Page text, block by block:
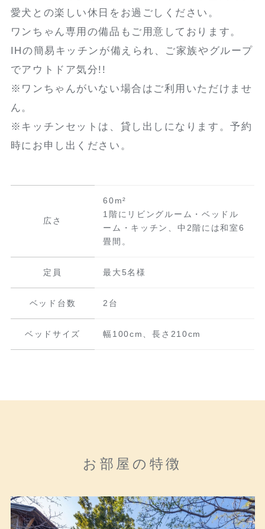
愛犬との楽しい休日をお過ごしください。
ワンちゃん専用の備品もご用意しております。
IHの簡易キッチンが備えられ、ご家族やグループ
でアウトドア気分!!
※ワンちゃんがいない場合はご利用いただけませ
ん。
※キッチンセットは、貸し出しになります。予約
時にお申し出ください。
広さ
60m²
1階にリビングルーム・ベッドル
ーム・キッチン、中2階には和室6
畳間。
定員 最大5名様
ベッド台数 2台
ベッドサイズ 幅100cm、長さ210cm
お部屋の特徴